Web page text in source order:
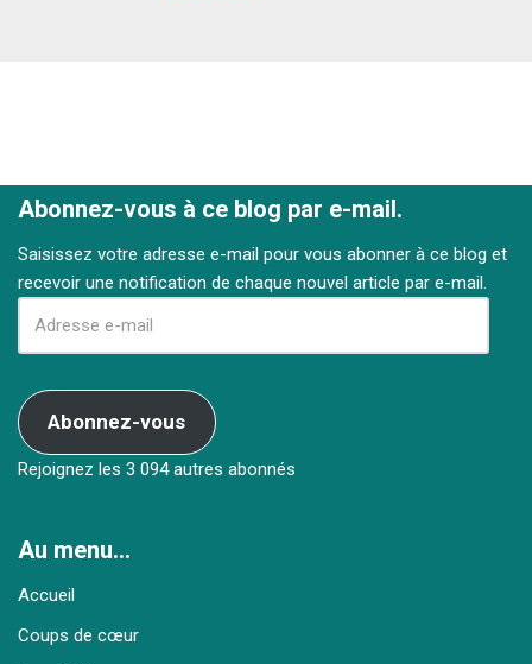
Abonnez-vous à ce blog par e-mail.
Saisissez votre adresse e-mail pour vous abonner à ce blog et
recevoir une notification de chaque nouvel article par e-mail.
Abonnez-vous
Rejoignez les 3 094 autres abonnés
Au menu…
Accueil
Coups de cœur